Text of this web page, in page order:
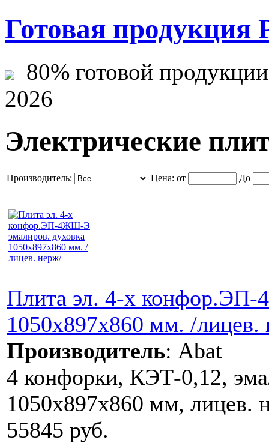
Готовая продукция
80% готовой
2026
Электрические
Производитель: Цена: от До
Плита эл. 4-х
1050x897x860 мм. /лицев.
Производитель: Abat
4 конфорки, КЭТ-0,12,
1050x897x860 мм, лицев.
55845 руб.